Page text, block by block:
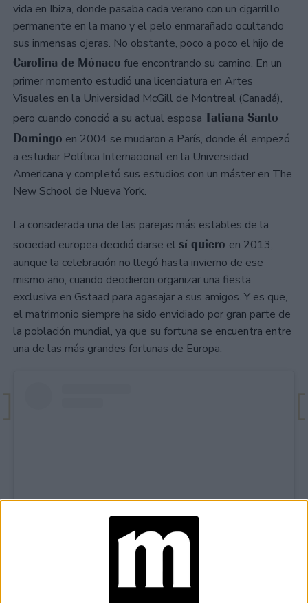
vida en Ibiza, donde pasaba cada verano con un cigarrillo
permanente en la mano y el pelo enmarañado ocultando
sus inmensas ojeras. No obstante, poco a poco el hijo de
Carolina de Mónaco fue encontrando su camino. En un
primer momento estudió una licenciatura en Artes
Visuales en la Universidad McGill de Montreal (Canadá),
pero cuando conoció a su actual esposa Tatiana Santo
Domingo en 2004 se mudaron a París, donde él empezó
a estudiar Política Internacional en la Universidad
Americana y completó sus estudios con un máster en The
New School de Nueva York.
La considerada una de las parejas más estables de la
sociedad europea decidió darse el sí quiero en 2013,
aunque la celebración no llegó hasta invierno de ese
mismo año, cuando decidieron organizar una fiesta
exclusiva en Gstaad para agasajar a sus amigos. Y es que,
el matrimonio siempre ha sido envidiado por gran parte de
la población mundial, ya que su fortuna se encuentra entre
una de las más grandes fortunas de Europa.